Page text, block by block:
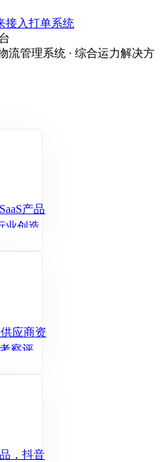
接入打单系统
流管理系统 · 综合运力解决方
产品
创造价
。它支
存精细
应商资
察评
稳定、
续性。
，抖音